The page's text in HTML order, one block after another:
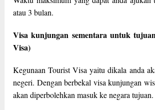
atau 3 bulan.
Visa kunjungan sementara untuk
Visa)
Kegunaan Tourist Visa yaitu dikala anda
negeri. Dengan berbekal visa kunjungan
akan diperbolehkan masuk ke negara tujuan.